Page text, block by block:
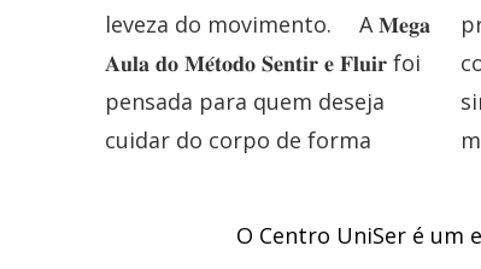
O Centro UniSer é um